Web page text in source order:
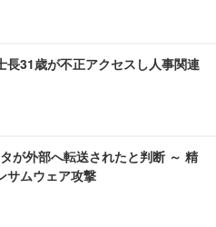
31歳が不正アクセスし人事関連
が外部へ転送されたと判断 ～ 精
サムウェア攻撃